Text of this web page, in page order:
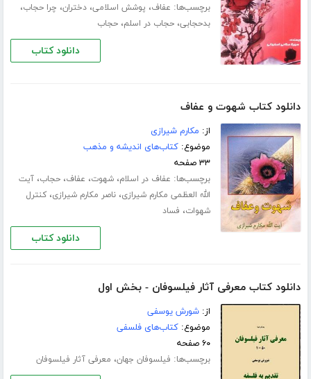
برچسب‌ها: عفاف، پوشش اسلامی،دختران، چرا حجاب،
بدحجابی،حجاب در اسلم،حجاب
دانلود کتاب
دانلود کتاب شهوت و عفاف
از: مکارم شیرازی
موضوع:کتاب‌های اندیشه و مذهب
۳۳ صفحه
برچسب‌ها: عفاف در اسلام،شهوت، عفاف،حجاب،آیت
الله العظمی مکارم شیرازی،ناصر مکارم شیرازی،کنترل
شهوات، فساد
دانلود کتاب
دانلود کتاب معرفی آثار فیلسوفان - بخش اول
از:شورش یوسفی
موضوع:کتاب‌های فلسفی
۶۰ صفحه
برچسب‌ها: فیلسوفان جهان، معرفی آثار فیلسوفان